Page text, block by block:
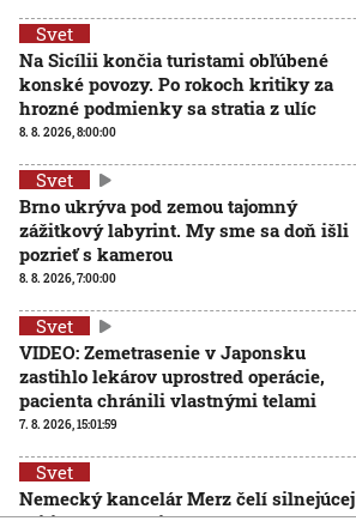
Svet
Na Sicílii končia turistami obľúbené
konské povozy. Po rokoch kritiky za
hrozné podmienky sa stratia z ulíc
8. 8. 2026, 8:00:00
Svet
Brno ukrýva pod zemou tajomný
zážitkový labyrint. My sme sa doň išli
pozrieť s kamerou
8. 8. 2026, 7:00:00
Svet
VIDEO: Zemetrasenie v Japonsku
zastihlo lekárov uprostred operácie,
pacienta chránili vlastnými telami
7. 8. 2026, 15:01:59
Svet
Nemecký kancelár Merz čelí silnejúcej